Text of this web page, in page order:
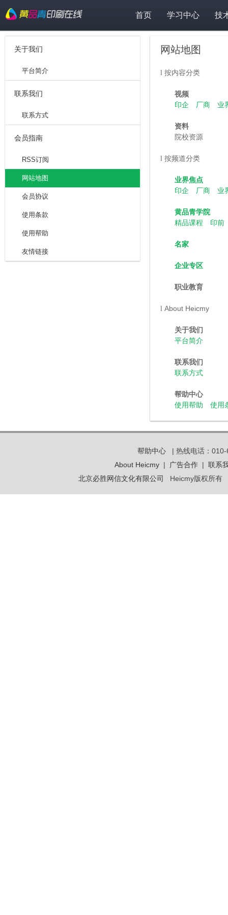
首页 学习中心 技
关于我们
平台简介
联系我们
联系方式
会员指南
RSS订阅
网站地图
会员协议
使用条款
使用帮助
友情链接
网站地图
l 按内容分类
视频
印企
厂商 业
资料
院校资源
l 按频道分类
业界焦点
印企
厂商 业
黄品青学院
精品课程
印前
名家
企业专区
职业教育
l About Heicmy
关于我们
平台简介
联系我们
联系方式
帮助中心
使用帮助
使用
帮助中心
| 热线电话：
About Heicmy | 广告合作 | 联系
北京必胜网信文化有限公司
Heicmy版权所有